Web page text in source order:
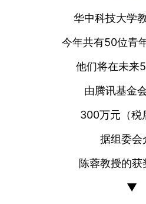
华中科技大学
今年共有50位青
他们将在未来
由腾讯基金
300万元（税
据组委会
陈蓉教授的获
▼